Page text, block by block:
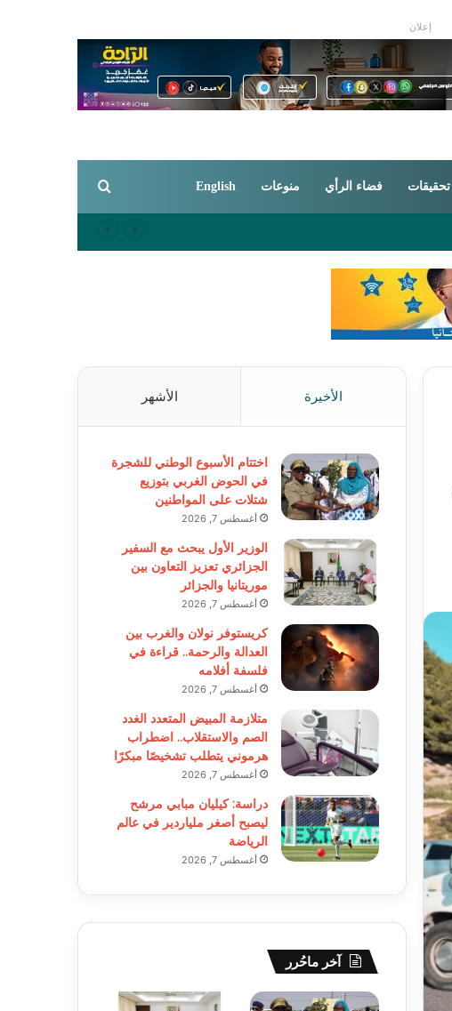
إعلان
تحقيقات فضاء الرأي منوعات English بحث عن
الأخيرة الأشهر
اختتام الأسبوع الوطني للشجرة
في الحوض الغربي بتوزيع
شتلات على المواطنين
أغسطس 7, 2026
الوزير الأول يبحث مع السفير
الجزائري تعزيز التعاون بين
موريتانيا والجزائر
أغسطس 7, 2026
كريستوفر نولان والغرب بين
العدالة والرحمة.. قراءة في
فلسفة أفلامه
أغسطس 7, 2026
متلازمة المبيض المتعدد الغدد
الصم والاستقلاب.. اضطراب
هرموني يتطلب تشخيصًا مبكرًا
أغسطس 7, 2026
دراسة: كيليان مبابي مرشح
ليصبح أصغر ملياردير في عالم
الرياضة
أغسطس 7, 2026
آخر ماحُرر